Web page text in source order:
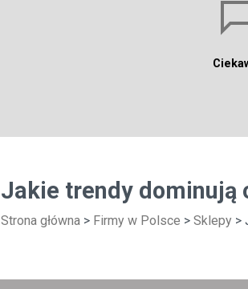
Jakie trendy dominują
Strona główna > Firmy w Polsce > Sklepy >